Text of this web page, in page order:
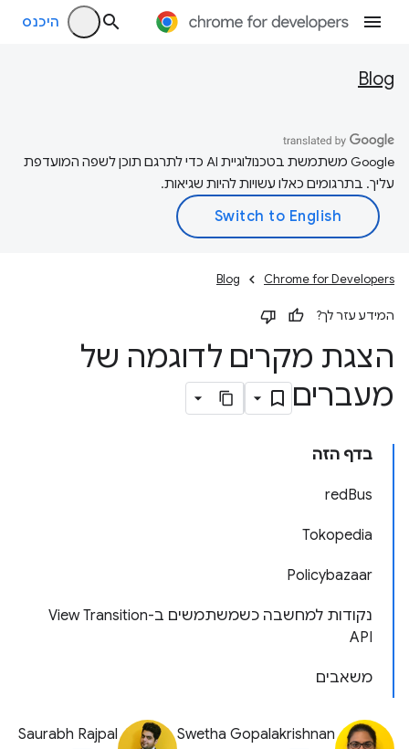
היכנס
Blog
‫Google משתמשת בטכנולוגיית AI כדי לתרגם תוכן לשפה המועדפת
עליך. בתרגומים כאלו עשויות להיות שגיאות.
Chrome for Developers
Blog
המידע עזר לך?
הצגת מקרים לדוגמה של
מעברים
בדף הזה
redBus
Tokopedia
Policybazaar
נקודות למחשבה כשמשתמשים ב-View Transition
API
משאבים
Swetha Gopalakrishnan
Saurabh Rajpal